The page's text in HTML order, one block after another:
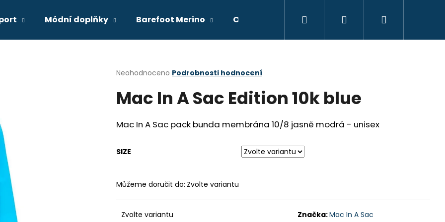
Módní doplňky Barefoot Merino Obchodní podmínky Kontakty
Přihlášení
Průměrné
produktu
je
z
5
Neohodnoceno Podrobnosti hodnocení
Mac In A Sac Edition 10k blue
Mac In A Sac pack bunda membrána 10/8 jasně modrá - unisex
SIZE
Můžeme doručit do: Zvolte variantu
Zvolte variantu Značka:Mac In A Sac
HLEDAT
Následující